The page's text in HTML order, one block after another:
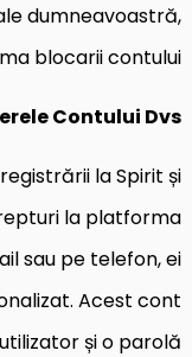
dumneavoastră,
blocarii contului.
Contului Dvs.
la Spirit și
la platforma
sau pe telefon, ei
Acest cont
și o parolă